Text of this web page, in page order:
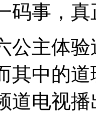
事，真
主体验
其中的
道电视